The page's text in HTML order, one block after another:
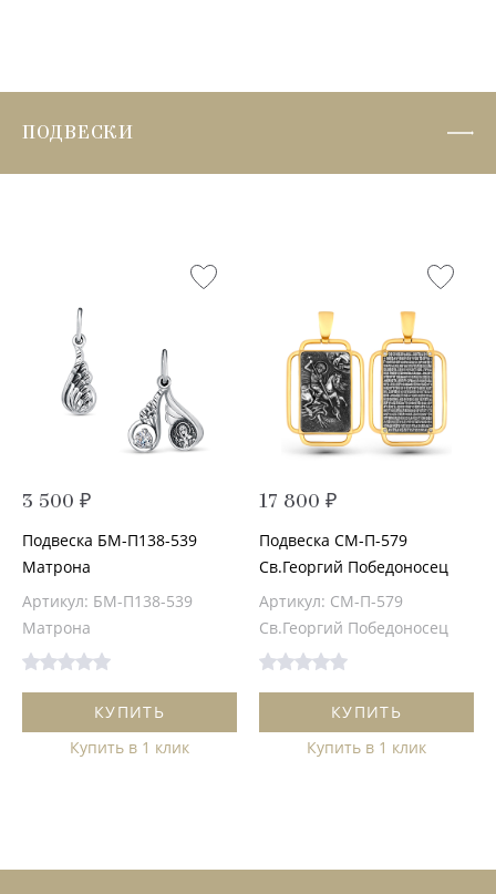
ПОДВЕСКИ
3 500 ₽
Подвеска БМ-П138-539
Матрона
Артикул: БМ-П138-539
Матрона
КУПИТЬ
Купить в 1 клик
17 800 ₽
Подвеска СМ-П-579
Св.Георгий Победоносец
Артикул: СМ-П-579
Св.Георгий Победоносец
КУПИТЬ
Купить в 1 клик